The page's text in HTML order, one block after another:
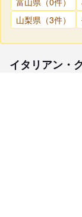
山梨県（3件）
イタリアン・